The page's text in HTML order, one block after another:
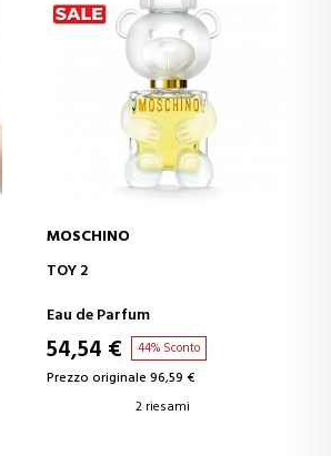
MOSCHINO
TOY 2
Eau de Parfum
54,54 € 44% Sconto
Prezzo originale 96,59 €
2 riesami